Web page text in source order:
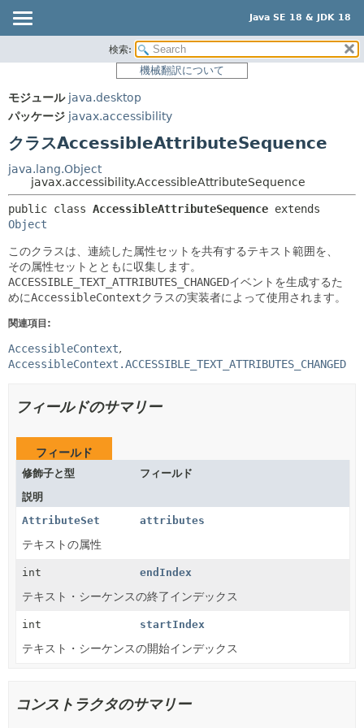
Java SE 18 & JDK 18
パッケージ
使用
ツリー
プレビュー
新規
非推奨
索引
ヘルプ
サマリー:
ネスト済
メソッド
詳細:
フィールド
メソッド
検索:
機械翻訳について
モジュール java.desktop
パッケージ javax.accessibility
クラスAccessibleAttributeSequence
java.lang.Object
javax.accessibility.AccessibleAttributeSequence
public class AccessibleAttributeSequence
Object
このクラスは、連続した属性セットを共有するテキスト範囲を、
その属性セットとともに収集します。
ACCESSIBLE_TEXT_ATTRIBUTES_CHANGEDイベントを生成するた
めにAccessibleContextクラスの実装者によって使用されます。
関連項目:
AccessibleContext
AccessibleContext.ACCESSIBLE_TEXT_ATTRIBUTES_CHANGED
フィールドのサマリー
フィールド
修飾子と型
フィールド
説明
AttributeSet
attributes
テキストの属性
int endIndex
テキスト・シーケンスの終了インデックス
int startIndex
テキスト・シーケンスの開始インデックス
コンストラクタのサマリー